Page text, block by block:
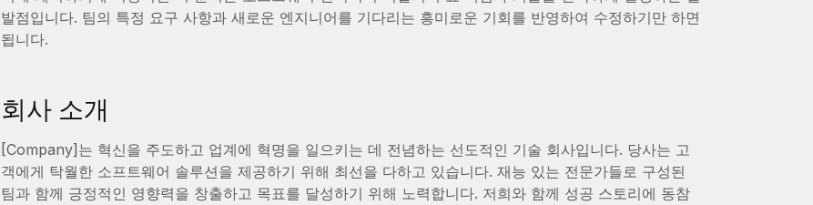
발점입니다. 팀의 특정 요구 사항과 새로운 엔지니어를 기다리는 흥미로운 기회를 반영하여 수정하기만 하면
됩니다.
회사 소개
[Company]는 혁신을 주도하고 업계에 혁명을 일으키는 데 전념하는 선도적인 기술 회사입니다. 당사는 고
객에게 탁월한 소프트웨어 솔루션을 제공하기 위해 최선을 다하고 있습니다. 재능 있는 전문가들로 구성된
팀과 함께 긍정적인 영향력을 창출하고 목표를 달성하기 위해 노력합니다. 저희와 함께 성공 스토리에 동참